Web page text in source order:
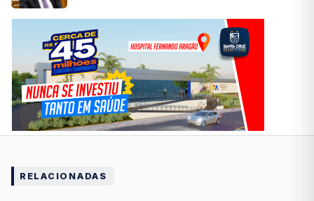
RELACIONADAS